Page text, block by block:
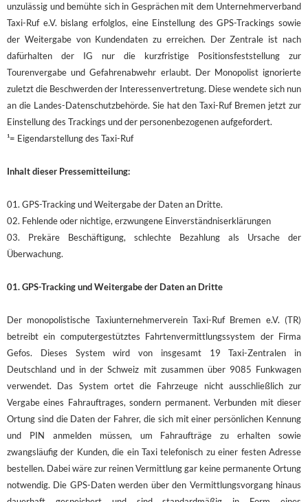
unzulässig und bemühte sich in Gesprächen mit dem Unternehmerverband
Taxi-Ruf e.V. bislang erfolglos, eine Einstellung des GPS-Trackings sowie
der Weitergabe von Kundendaten zu erreichen. Der Zentrale ist nach
dafürhalten der IG nur die kurzfristige Positionsfeststellung zur
Tourenvergabe und Gefahrenabwehr erlaubt. Der Monopolist ignorierte
zuletzt die Beschwerden der Interessenvertretung. Diese wendete sich nun
an die Landes-Datenschutzbehörde. Sie hat den Taxi-Ruf Bremen jetzt zur
Einstellung des Trackings und der personenbezogenen aufgefordert.
¹= Eigendarstellung des Taxi-Ruf
Inhalt dieser Pressemitteilung:
01. GPS-Tracking und Weitergabe der Daten an Dritte.
02. Fehlende oder nichtige, erzwungene Einverständniserklärungen
03. Prekäre Beschäftigung, schlechte Bezahlung als Ursache der
Überwachung.
01. GPS-Tracking und Weitergabe der Daten an Dritte
Der monopolistische Taxiunternehmerverein Taxi-Ruf Bremen e.V. (TR)
betreibt ein computergestütztes Fahrtenvermittlungssystem der Firma
Gefos. Dieses System wird von insgesamt 19 Taxi-Zentralen in
Deutschland und in der Schweiz mit zusammen über 9085 Funkwagen
verwendet. Das System ortet die Fahrzeuge nicht ausschließlich zur
Vergabe eines Fahrauftrages, sondern permanent. Verbunden mit dieser
Ortung sind die Daten der Fahrer, die sich mit einer persönlichen Kennung
und PIN anmelden müssen, um Fahraufträge zu erhalten sowie
zwangsläufig der Kunden, die ein Taxi telefonisch zu einer festen Adresse
bestellen. Dabei wäre zur reinen Vermittlung gar keine permanente Ortung
notwendig. Die GPS-Daten werden über den Vermittlungsvorgang hinaus